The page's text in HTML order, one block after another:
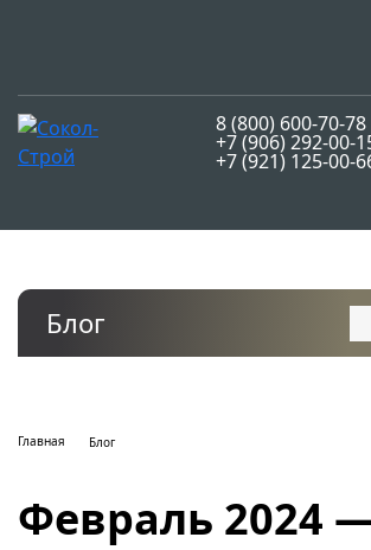
8 (800) 600-70-78
+7 (906) 292-00-
+7 (921) 125-00-
Главная Блог
Февраль 2024
Блог